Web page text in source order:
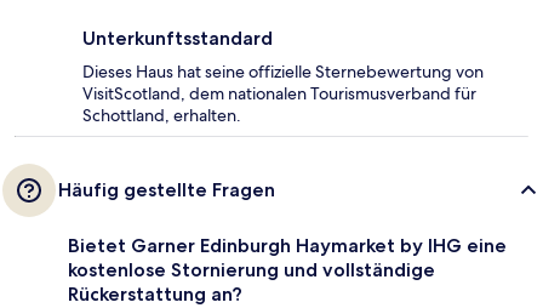
Unterkunftsstandard
Dieses Haus hat seine offizielle Sternebewertung von
VisitScotland, dem nationalen Tourismusverband für
Schottland, erhalten.
Häufig gestellte Fragen
Bietet Garner Edinburgh Haymarket by IHG eine
kostenlose Stornierung und vollständige
Rückerstattung an?